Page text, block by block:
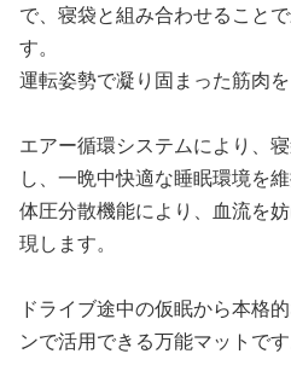
で、寝袋と組み合わせること
す。
運転姿勢で凝り固まった筋肉
エアー循環システムにより、
し、一晩中快適な睡眠環境を維
体圧分散機能により、血流を
現します。
ドライブ途中の仮眠から本格
ンで活用できる万能マットです